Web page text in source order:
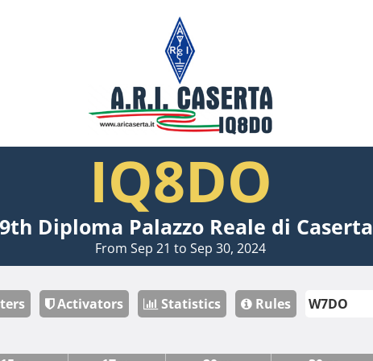
IQ8DO
Diploma Palazzo Reale di Caserta
From Sep 21 to Sep 30, 2024
Activators Statistics Rules